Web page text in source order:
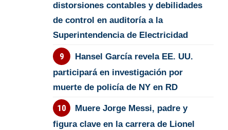
distorsiones contables y debilidades
de control en auditoría a la
Superintendencia de Electricidad
Hansel García revela EE. UU.
participará en investigación por
muerte de policía de NY en RD
Muere Jorge Messi, padre y
figura clave en la carrera de Lionel